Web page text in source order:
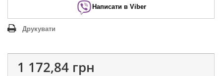
Написати в Viber
Друкувати
1 172,84 грн